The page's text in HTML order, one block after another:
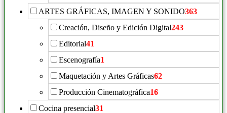
ARTES GRÁFICAS, IMAGEN Y SONIDO363
Creación, Diseño y Edición Digital243
Editorial41
Escenografía1
Maquetación y Artes Gráficas62
Producción Cinematográfica16
Cocina presencial31